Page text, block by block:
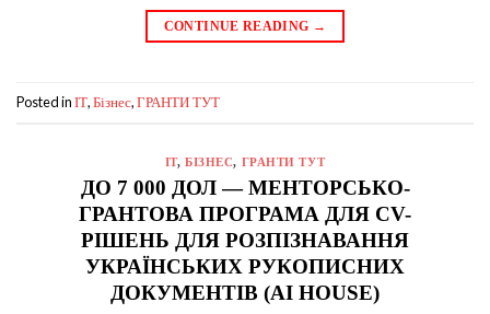
CONTINUE READING →
Posted in IT, Бізнес, ГРАНТИ ТУТ
IT,БІЗНЕС, ГРАНТИ ТУТ
ДО 7 000 ДОЛ — МЕНТОРСЬКО-
ГРАНТОВА ПРОГРАМА ДЛЯ CV-
РІШЕНЬ ДЛЯ РОЗПІЗНАВАННЯ
УКРАЇНСЬКИХ РУКОПИСНИХ
ДОКУМЕНТІВ (AI HOUSE)